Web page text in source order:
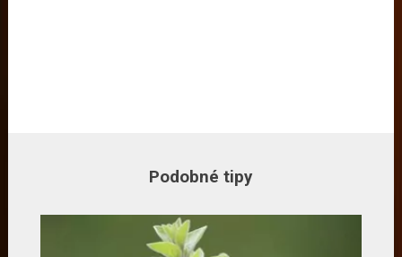
Podobné tipy